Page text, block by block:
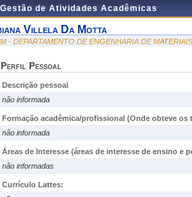
de Atividades Acadêmicas
Villela Da Motta
- DEPARTAMENTO DE ENGENHARIA DE MATERIAIS
Perfil Pessoal
Descrição pessoal
não informada
Formação acadêmica/profissional (Onde obteve
não informada
Áreas de Interesse (áreas de interesse de ensino e
não informadas
Currículo Lattes: